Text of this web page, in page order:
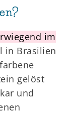
im
in Brasilien
gelöst
und